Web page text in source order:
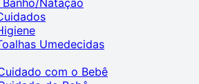
Umedecidas
com o Bebê